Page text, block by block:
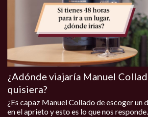
¿Adónde viajaría Manuel
quisiera?
¿Es capaz Manuel Collado de escoger un
en el aprieto y esto es lo que nos responde.